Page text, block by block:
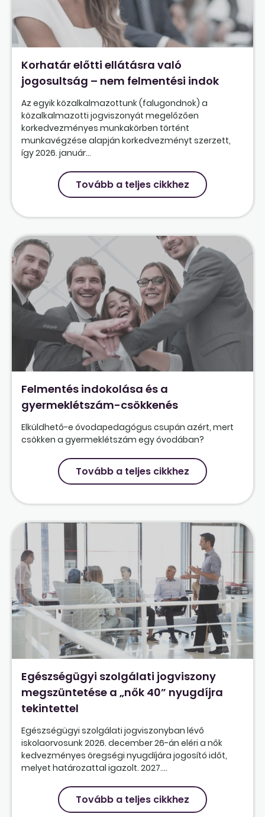
Korhatár előtti ellátásra való
jogosultság – nem felmentési indok
Az egyik közalkalmazottunk (falugondnok) a
közalkalmazotti jogviszonyát megelőzően
korkedvezményes munkakörben történt
munkavégzése alapján korkedvezményt szerzett,
így 2026. január...
Tovább a teljes cikkhez
Felmentés indokolása és a
gyermeklétszám-csökkenés
Elküldhető-e óvodapedagógus csupán azért, mert
csökken a gyermeklétszám egy óvodában?
Tovább a teljes cikkhez
Egészségügyi szolgálati jogviszony
megszüntetése a „nők 40” nyugdíjra
tekintettel
Egészségügyi szolgálati jogviszonyban lévő
iskolaorvosunk 2026. december 26-án eléri a nők
kedvezményes öregségi nyugdíjára jogosító időt,
melyet határozattal igazolt. 2027....
Tovább a teljes cikkhez